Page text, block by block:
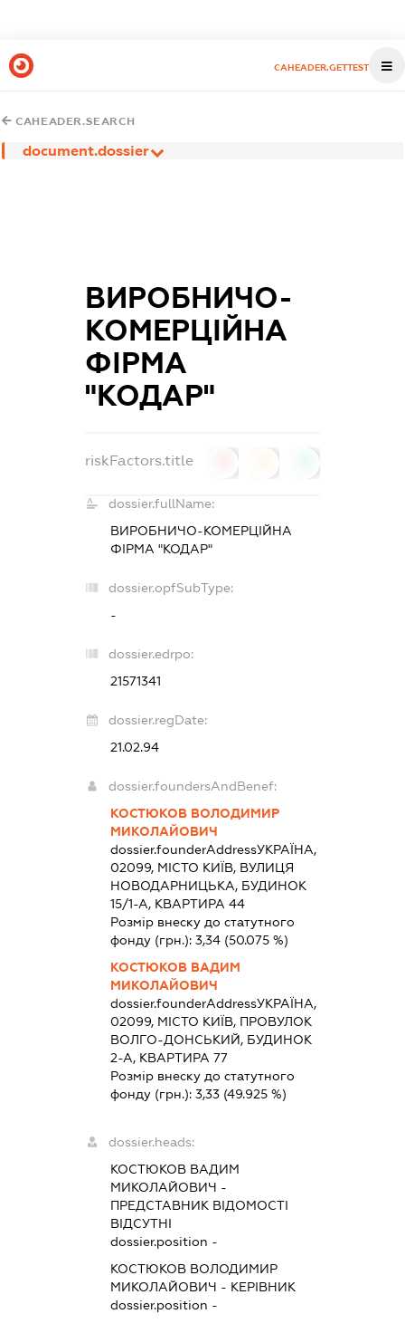
CAHEADER.GETTEST
CAHEADER.SEARCH
document.dossier
ВИРОБНИЧО-
КОМЕРЦІЙНА
ФІРМА
"КОДАР"
riskFactors.title
dossier.fullName:
ВИРОБНИЧО-КОМЕРЦІЙНА
ФІРМА "КОДАР"
dossier.opfSubType:
-
dossier.edrpo:
21571341
dossier.regDate:
21.02.94
dossier.foundersAndBenef:
КОСТЮКОВ ВОЛОДИМИР
МИКОЛАЙОВИЧ
dossier.founderAddressУКРАЇНА,
02099, МІСТО КИЇВ, ВУЛИЦЯ
НОВОДАРНИЦЬКА, БУДИНОК
15/1-А, КВАРТИРА 44
Розмір внеску до статутного
фонду (грн.): 3,34(50.075 %)
КОСТЮКОВ ВАДИМ
МИКОЛАЙОВИЧ
dossier.founderAddressУКРАЇНА,
02099, МІСТО КИЇВ, ПРОВУЛОК
ВОЛГО-ДОНСЬКИЙ, БУДИНОК
2-А, КВАРТИРА 77
Розмір внеску до статутного
фонду (грн.): 3,33(49.925 %)
dossier.heads:
КОСТЮКОВ ВАДИМ
МИКОЛАЙОВИЧ -
ПРЕДСТАВНИК ВІДОМОСТІ
ВІДСУТНІ
dossier.position -
КОСТЮКОВ ВОЛОДИМИР
МИКОЛАЙОВИЧ - КЕРІВНИК
dossier.position -